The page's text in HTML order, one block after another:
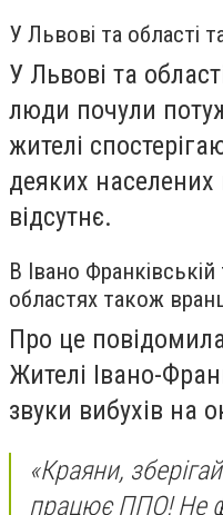
У Львові та області
У Львові та
люди почули
жителі
деяких населених
відсутнє.
В Івано
областях також
Про це
Жителі Івано-
звуки вибухів на
«Краяни,
працює ППО! Не